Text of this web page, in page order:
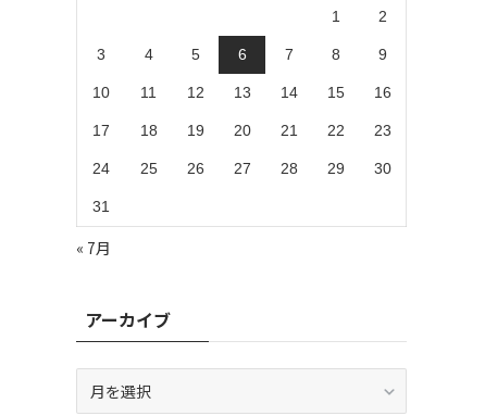
1 2
3 4 5 6 7 8 9
10 11 12 13 14 15 16
17 18 19 20 21 22 23
24 25 26 27 28 29 30
31
« 7月
アーカイブ